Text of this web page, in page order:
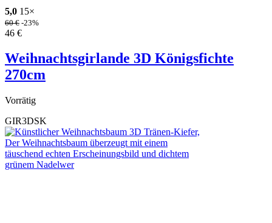
5,0 15×
60€ -23%
46 €
Weihnachtsgirlande 3D Königsfichte
270cm
Vorrätig
GIR3DSK